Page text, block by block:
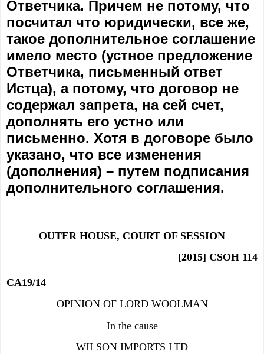
Ответчика. Причем не потому, что
посчитал что юридически, все же,
такое дополнительное соглашение
имело место (устное предложение
Ответчика, письменный ответ
Истца), а потому, что договор не
содержал запрета, на сей счет,
дополнять его устно или
письменно. Хотя в договоре было
указано, что все изменения
(дополнения) – путем подписания
дополнительного соглашения.
OUTER HOUSE, COURT OF SESSION
[2015] CSOH 114
CA19/14
OPINION OF LORD WOOLMAN
In the cause
WILSON IMPORTS LTD